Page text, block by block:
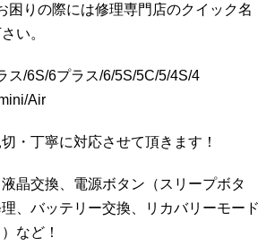
困りの際には修理専門店のクイック名
い。
ス/6S/6プラス/6/5S/5C/5/4S/4
Air
・丁寧に対応させて頂きます！
晶交換、電源ボタン（スリープボタ
、バッテリー交換、リカバリーモード
など！